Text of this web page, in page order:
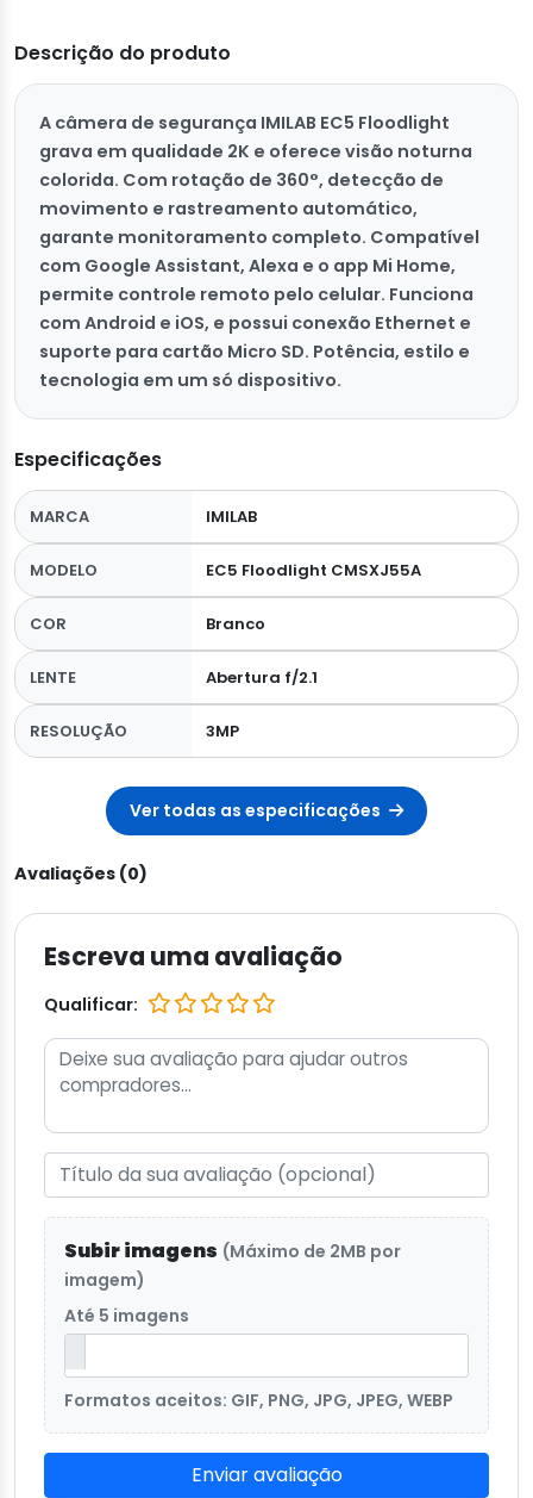
Descrição do produto
A câmera de segurança IMILAB EC5 Floodlight
grava em qualidade 2K e oferece visão noturna
colorida. Com rotação de 360°, detecção de
movimento e rastreamento automático,
garante monitoramento completo. Compatível
com Google Assistant, Alexa e o app Mi Home,
permite controle remoto pelo celular. Funciona
com Android e iOS, e possui conexão Ethernet e
suporte para cartão Micro SD. Potência, estilo e
tecnologia em um só dispositivo.
Especificações
MARCA IMILAB
MODELO EC5 Floodlight CMSXJ55A
COR Branco
LENTE Abertura f/2.1
RESOLUÇÃO 3MP
Ver todas as especificações
Avaliações (0)
Escreva uma avaliação
Qualificar:
Subir imagens (Máximo de 2MB por
imagem)
Até 5 imagens
Formatos aceitos: GIF, PNG, JPG, JPEG, WEBP
Enviar avaliação